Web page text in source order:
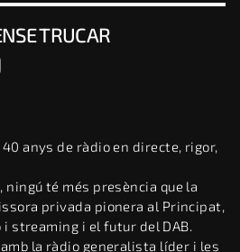
TRUCAR
40 anys de ràdio en directe, rigor,
ningú té més presència que la
privada pionera al Principat,
streaming i el futur del DAB.
la ràdio generalista líder i les